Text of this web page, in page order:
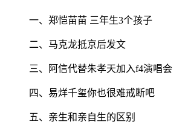
一、郑恺苗苗 三年生3个孩子
二、马克龙抵京后发文
三、阿信代替朱孝天加入f4演唱会
四、易烊千玺你也很难戒断吧
五、亲生和亲自生的区别